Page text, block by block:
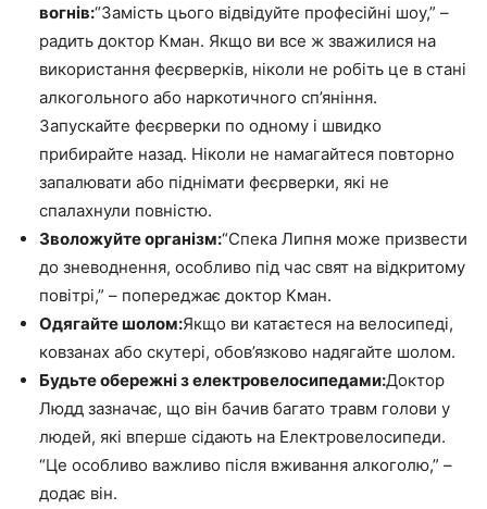
вогнів:“Замість цього відвідуйте професійні шоу,” –
радить доктор Кман. Якщо ви все ж зважилися на
використання феєрверків, ніколи не робіть це в стані
алкогольного або наркотичного сп’яніння.
Запускайте феєрверки по одному і швидко
прибирайте назад. Ніколи не намагайтеся повторно
запалювати або піднімати феєрверки, які не
спалахнули повністю.
Зволожуйте організм:“Спека Липня може призвести
до зневоднення, особливо під час свят на відкритому
повітрі,” – попереджає доктор Кман.
Одягайте шолом:Якщо ви катаєтеся на велосипеді,
ковзанах або скутері, обов’язково надягайте шолом.
Будьте обережні з електровелосипедами:Доктор
Людд зазначає, що він бачив багато травм голови у
людей, які вперше сідають на Електровелосипеди.
“Це особливо важливо після вживання алкоголю,” –
додає він.